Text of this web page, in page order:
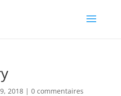
2018| 0 commentaires